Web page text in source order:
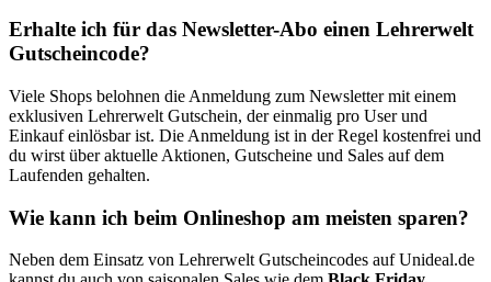
Erhalte ich für das Newsletter-Abo einen Lehrerwelt
Gutscheincode?
Viele Shops belohnen die Anmeldung zum Newsletter mit einem
exklusiven Lehrerwelt Gutschein, der einmalig pro User und
Einkauf einlösbar ist. Die Anmeldung ist in der Regel kostenfrei und
du wirst über aktuelle Aktionen, Gutscheine und Sales auf dem
Laufenden gehalten.
Wie kann ich beim Onlineshop am meisten sparen?
Neben dem Einsatz von Lehrerwelt Gutscheincodes auf Unideal.de